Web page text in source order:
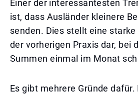
Einer der interessantesten
ist, dass Ausländer kleinere
senden. Dies stellt eine
der vorherigen Praxis dar, bei
Summen einmal im Monat
Es gibt mehrere Gründe